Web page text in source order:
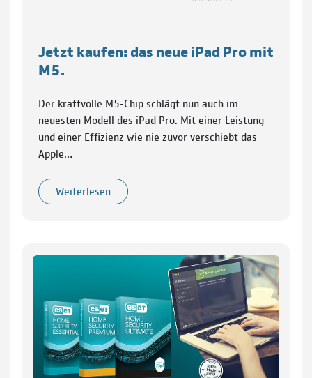
Jetzt kaufen: das neue iPad Pro mit
M5.
Der kraftvolle M5-Chip schlägt nun auch im
neuesten Modell des iPad Pro. Mit einer Leistung
und einer Effizienz wie nie zuvor verschiebt das
Apple…
Weiterlesen